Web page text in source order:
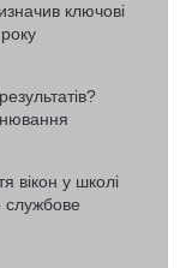
ключові
вікон у школі
службове